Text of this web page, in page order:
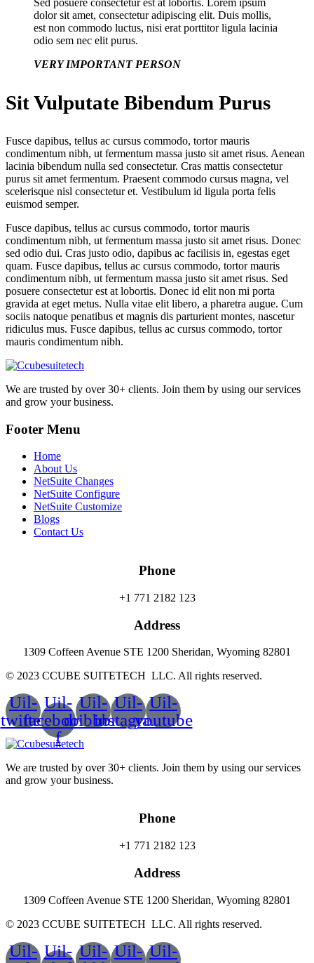
Sed posuere consectetur est at lobortis. Lorem ipsum
dolor sit amet, consectetur adipiscing elit. Duis mollis,
est non commodo luctus, nisi erat porttitor ligula lacinia
odio sem nec elit purus.
VERY IMPORTANT PERSON
Sit Vulputate Bibendum Purus
Fusce dapibus, tellus ac cursus commodo, tortor mauris
condimentum nibh, ut fermentum massa justo sit amet risus. Aenean
lacinia bibendum nulla sed consectetur. Cras mattis consectetur
purus sit amet fermentum. Praesent commodo cursus magna, vel
scelerisque nisl consectetur et. Vestibulum id ligula porta felis
euismod semper.
Fusce dapibus, tellus ac cursus commodo, tortor mauris
condimentum nibh, ut fermentum massa justo sit amet risus. Donec
sed odio dui. Cras justo odio, dapibus ac facilisis in, egestas eget
quam. Fusce dapibus, tellus ac cursus commodo, tortor mauris
condimentum nibh, ut fermentum massa justo sit amet risus. Sed
posuere consectetur est at lobortis. Donec id elit non mi porta
gravida at eget metus. Nulla vitae elit libero, a pharetra augue. Cum
sociis natoque penatibus et magnis dis parturient montes, nascetur
ridiculus mus. Fusce dapibus, tellus ac cursus commodo, tortor
mauris condimentum nibh.
We are trusted by over 30+ clients. Join them by using our services
and grow your business.
Footer Menu
Home
About Us
NetSuite Changes
NetSuite Configure
NetSuite Customize
Blogs
Contact Us
Phone
+1 771 2182 123
Address
1309 Coffeen Avenue STE 1200 Sheridan, Wyoming 82801
© 2023 CCUBE SUITETECH LLC. All rights reserved.
Uil-
twitter
Uil-
facebook-
f
Uil-
dribbble
Uil-
instagram
Uil-
youtube
We are trusted by over 30+ clients. Join them by using our services
and grow your business.
Phone
+1 771 2182 123
Address
1309 Coffeen Avenue STE 1200 Sheridan, Wyoming 82801
© 2023 CCUBE SUITETECH LLC. All rights reserved.
Uil- Uil- Uil- Uil- Uil-